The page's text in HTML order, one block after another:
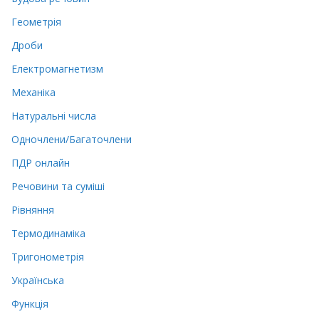
Геометрія
Дроби
Електромагнетизм
Механіка
Натуральні числа
Одночлени/Багаточлени
ПДР онлайн
Речовини та суміші
Рівняння
Термодинаміка
Тригонометрія
Українська
Функція